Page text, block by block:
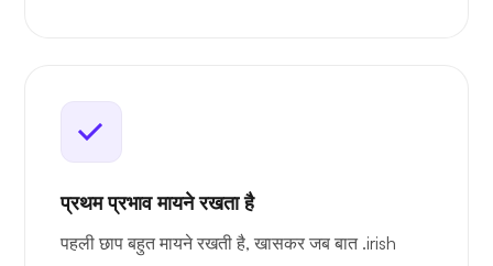
प्रथम प्रभाव मायने रखता है
पहली छाप बहुत मायने रखती है, खासकर जब बात .irish